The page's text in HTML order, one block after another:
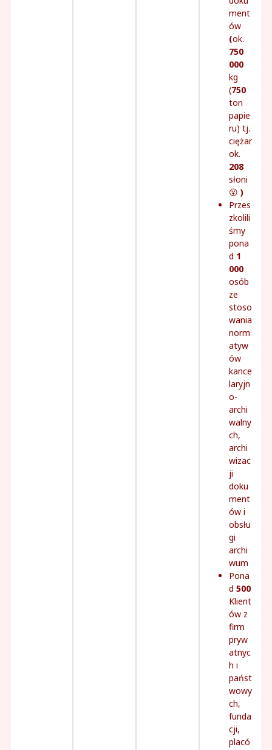
ment
ów
(ok.
750
000
kg
(750
ton
papie
ru) tj.
ciężar
ok.
208
słoni
😮 )
Przes
zkolili
śmy
pona
d 1
000
osób
ze
stoso
wania
norm
atyw
ów
kance
laryjn
o-
archi
walny
ch,
archi
wizac
ji
doku
ment
ów i
obsłu
gi
archi
wum
Pona
d 500
Klient
ów z
firm
pryw
atnyc
h i
państ
wowy
ch,
funda
cji,
placó